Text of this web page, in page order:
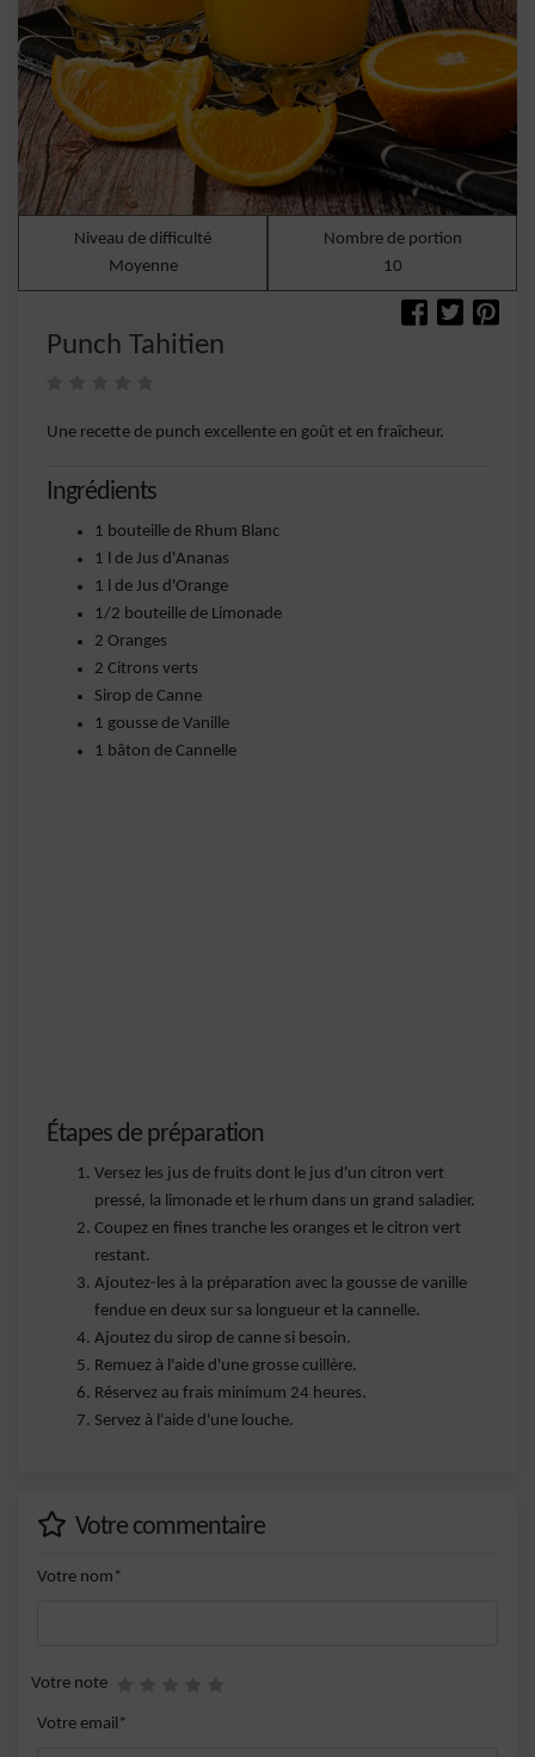
Niveau de difficulté
Moyenne
Nombre de portion
10
Punch Tahitien
Une recette de punch excellente en goût et en fraîcheur.
Ingrédients
1 bouteille de Rhum Blanc
1 l de Jus d'Ananas
1 l de Jus d'Orange
1/2 bouteille de Limonade
2 Oranges
2 Citrons verts
Sirop de Canne
1 gousse de Vanille
1 bâton de Cannelle
Étapes de préparation
Versez les jus de fruits dont le jus d'un citron vert
pressé, la limonade et le rhum dans un grand saladier.
Coupez en fines tranche les oranges et le citron vert
restant.
Ajoutez-les à la préparation avec la gousse de vanille
fendue en deux sur sa longueur et la cannelle.
Ajoutez du sirop de canne si besoin.
Remuez à l'aide d'une grosse cuillère.
Réservez au frais minimum 24 heures.
Servez à l'aide d'une louche.
Votre commentaire
Votre nom*
Votre note
Votre email*